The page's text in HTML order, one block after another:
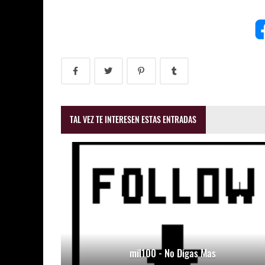
TAL VEZ TE INTERESEN ESTAS ENTRADAS
mil100 - No Digas Mas